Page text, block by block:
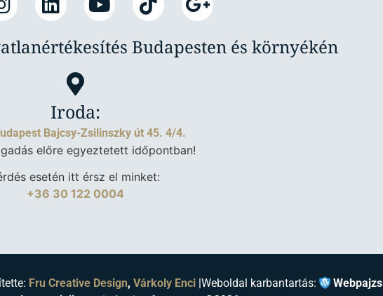
Budapesten és környékén
Iroda:
Bajcsy-Zsilinszky út 45. 4/4.
előre egyeztetett időpontban!
esetén itt érsz el minket:
+36 30 122 0004
Fru Creative Design, Várkoly Enci Weboldal karbantartás:
Webpajzs